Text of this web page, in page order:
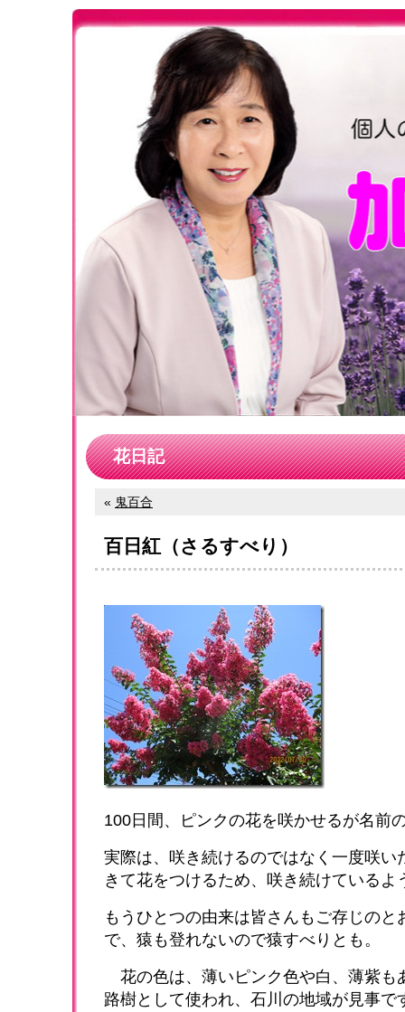
花日記
« 鬼百合
百日紅（さるすべり）
100日間、ピンクの花を咲かせるが名前
実際は、咲き続けるのではなく一度咲い
きて花をつけるため、咲き続けているよ
もうひとつの由来は皆さんもご存じの
で、猿も登れないので猿すべりとも。
花の色は、薄いピンク色や白、薄紫も
路樹として使われ、石川の地域が見事で